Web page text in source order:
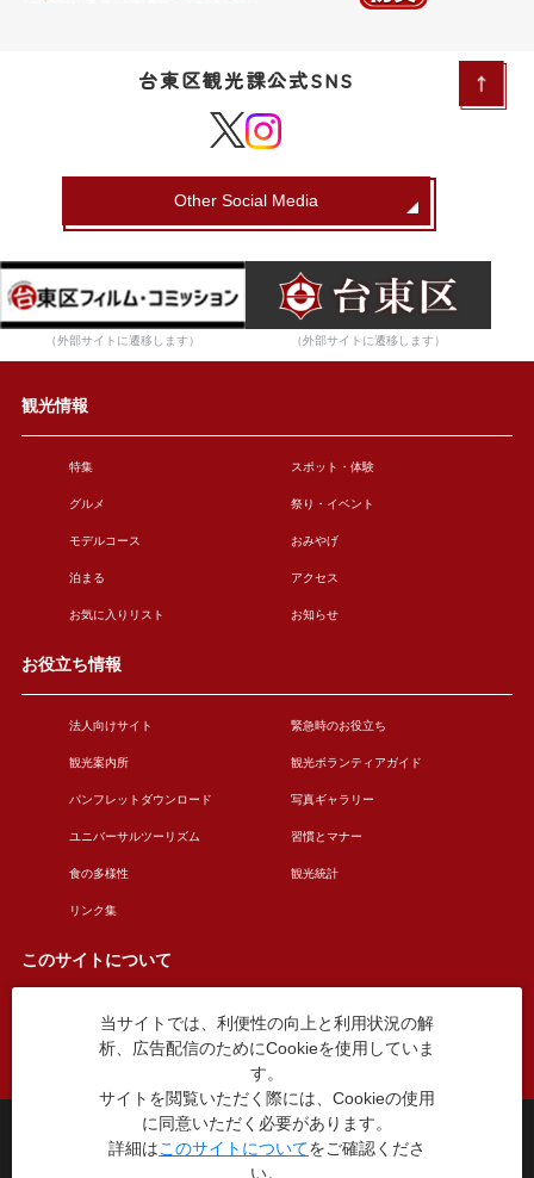
台東区観光課公式SNS
Other Social Media
（外部サイトに遷移します） （外部サイトに遷移します）
観光情報
特集 スポット・体験
グルメ 祭り・イベント
モデルコース おみやげ
泊まる アクセス
お気に入りリスト お知らせ
お役立ち情報
法人向けサイト 緊急時のお役立ち
観光案内所 観光ボランティアガイド
パンフレットダウンロード 写真ギャラリー
ユニバーサルツーリズム 習慣とマナー
食の多様性 観光統計
リンク集
このサイトについて
このサイトについて 広告掲載について
お問い合わせ
台東区役所観光課
〒110-8615 東京都台東区東上野4丁目5番6号
TEL：03-5246-1151
当サイトでは、利便性の向上と利用状況の解
析、広告配信のためにCookieを使用していま
す。
サイトを閲覧いただく際には、Cookieの使用
に同意いただく必要があります。
詳細はこのサイトについてをご確認くださ
い。